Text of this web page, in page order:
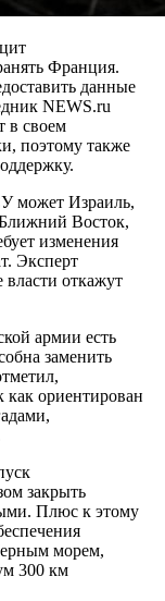
Франция.
данные
NEWS.ru
в своем
поэтому также
может Израиль,
Восток,
изменения
Эксперт
власти откажут
армии есть
заменить
как ориентирован
закрыть
Плюс к этому
морем,
300 км